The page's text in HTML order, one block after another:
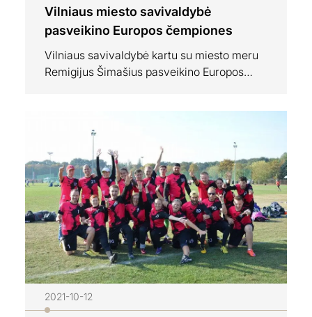
Vilniaus miesto savivaldybė
pasveikino Europos čempiones
Vilniaus savivaldybė kartu su miesto meru
Remigijus Šimašius pasveikino Europos
pasiekimus klubo atstovėms buvo įteikti
padėkos raštai bei atminimo ženkliukai.
Miesto meras pasidžiaugė tuo, kad mieste
vietos randa vis daugiau sporto šakų, o
sporto klubai…
2021-10-12